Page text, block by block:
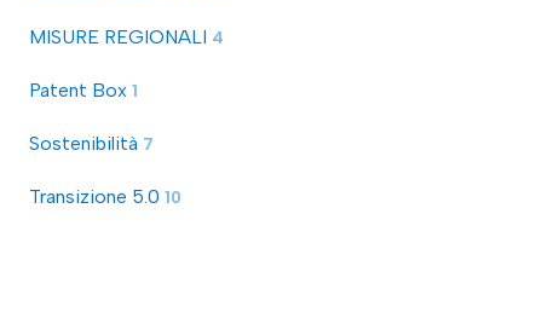
MISURE REGIONALI 4
Patent Box 1
Sostenibilità 7
Transizione 5.0 10